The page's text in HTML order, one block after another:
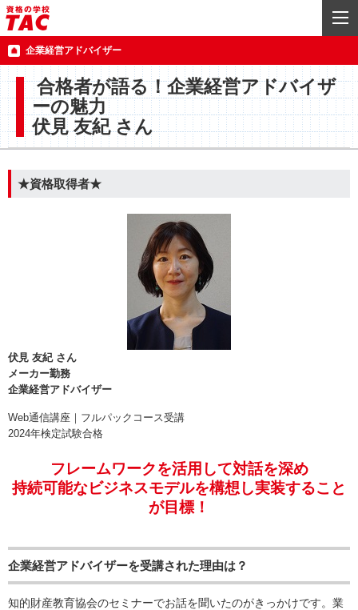
企業経営アドバイザー
合格者が語る！企業経営アドバイザ
ーの魅力
伏見 友紀 さん
★資格取得者★
伏見 友紀 さん
メーカー勤務
企業経営アドバイザー
Web通信講座｜フルパックコース受講
2024年検定試験合格
フレームワークを活用して対話を深め
持続可能なビジネスモデルを構想し実装すること
が目標！
企業経営アドバイザーを受講された理由は？
知的財産教育協会のセミナーでお話を聞いたのがきっかけです。業